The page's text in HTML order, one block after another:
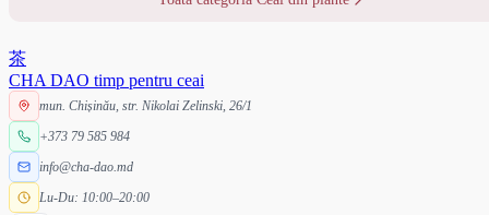
茶
CHA DAO timp pentru ceai
mun. Chișinău, str. Nikolai Zelinski, 26/1
+373 79 585 984
info@cha-dao.md
Lu-Du: 10:00–20:00